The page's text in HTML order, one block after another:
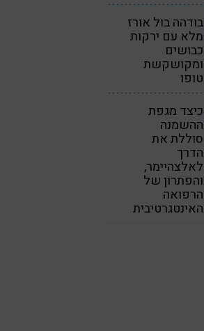
בודהה בול אורז
מלא עם ירקות
כבושים
ומקושקשת
טופו
כיצד מגפת
ההשמנה
סוללת את
הדרך
לאלצהיימר,
והפתרון של
הרפואה
האינטגרטיבית